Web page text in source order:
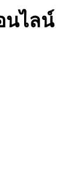
นไลน์